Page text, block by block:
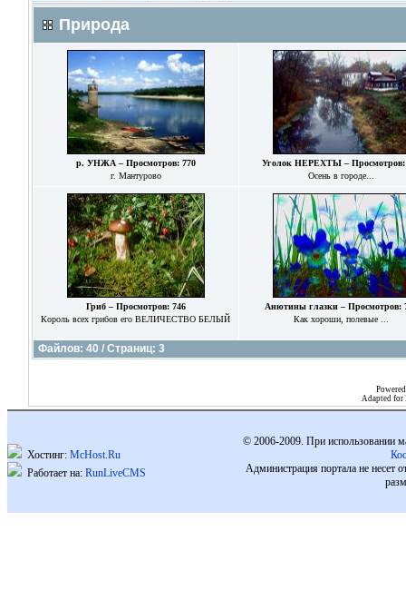
Природа
р. УНЖА – Просмотров: 770
г. Мантурово
Уголок НЕРЕХТЫ – Просмотров:
Осень в городе...
Гриб – Просмотров: 746
Король всех грибов его ВЕЛИЧЕСТВО БЕЛЫЙ
Анютины глазки – Просмотров:
Как хороши, полевые ...
Файлов: 40 / Страниц: 3
Adapted for
Хостинг: McHost.Ru
Работает на: RunLiveCMS
© 2006-2009. При использовании
Администрация портала не несет